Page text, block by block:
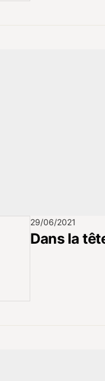
29/06/2021
Dans la